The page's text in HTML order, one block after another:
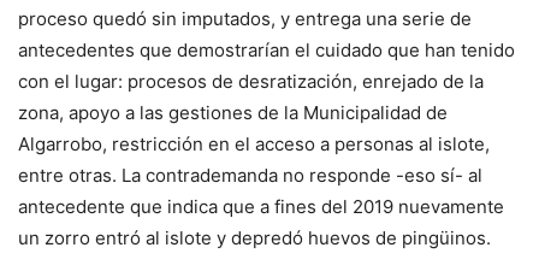
proceso quedó sin imputados, y entrega una serie de
antecedentes que demostrarían el cuidado que han tenido
con el lugar: procesos de desratización, enrejado de la
zona, apoyo a las gestiones de la Municipalidad de
Algarrobo, restricción en el acceso a personas al islote,
entre otras. La contrademanda no responde -eso sí- al
antecedente que indica que a fines del 2019 nuevamente
un zorro entró al islote y depredó huevos de pingüinos.